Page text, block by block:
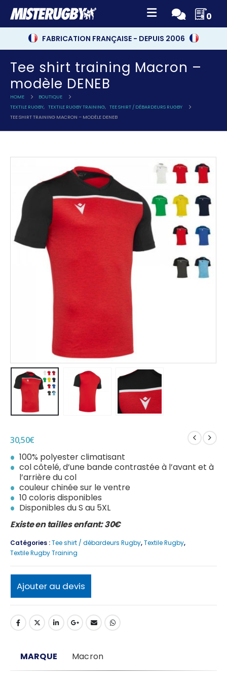
0
FABRICATION FRANÇAISE - DEPUIS 2006
Tee shirt training Macron –
modèle DENEB
HOME
BOUTIQUE
TEXTILE RUGBY, TEXTILE RUGBY TRAINING, TEE SHIRT / DÉBARDEURS RUGBY
TEE SHIRT TRAINING MACRON – MODÈLE DENEB
30,50€
100% polyester climatisant
col côtelé, d’une bande contrastée à l’avant et à
l’arrière du col
couleur chinée sur le ventre
10 coloris disponibles
Disponibles du S au 5XL
Existe en tailles enfant: 30€
Catégories :Tee shirt / débardeurs Rugby,Textile Rugby,
Textile Rugby Training
Ajouter au devis
MARQUE Macron